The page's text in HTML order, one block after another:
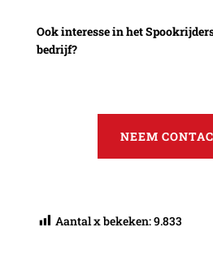
Ook interesse in het
bedrijf?
NEEM
Aantal x bekeken:9.833